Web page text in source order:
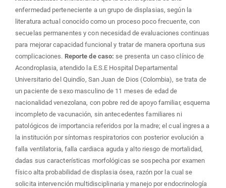
enfermedad perteneciente a un grupo de displasias, según la
literatura actual conocido como un proceso poco frecuente, con
secuelas permanentes y con necesidad de evaluaciones continuas
para mejorar capacidad funcional y tratar de manera oportuna sus
complicaciones. Reporte de caso: se presenta un caso clínico de
Acondroplasia, atendido la E.S.E Hospital Departamental
Universitario del Quindío, San Juan de Dios (Colombia), se trata de
un paciente de sexo masculino de 11 meses de edad de
nacionalidad venezolana, con pobre red de apoyo familiar, esquema
incompleto de vacunación, sin antecedentes familiares ni
patológicos de importancia referidos por la madre; el cual ingresa a
la institución por síntomas respiratorios con posterior evolución a
falla ventilatoria, falla cardiaca aguda y alto riesgo de mortalidad,
dadas sus características morfológicas se sospecha por examen
físico alta probabilidad de displasia ósea, razón por la cual se
solicita intervención multidisciplinaria y manejo por endocrinología